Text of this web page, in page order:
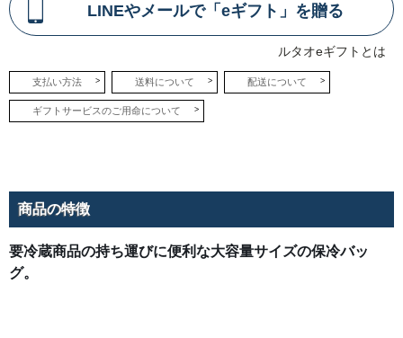
LINEやメールで「eギフト」を贈る
ルタオeギフトとは
支払い方法 送料について 配送について
ギフトサービスのご用命について
商品の特徴
要冷蔵商品の持ち運びに便利な大容量サイズの保冷バッ
グ。